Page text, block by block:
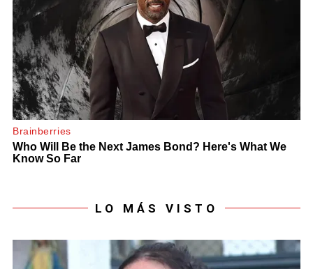
LO MÁS VISTO